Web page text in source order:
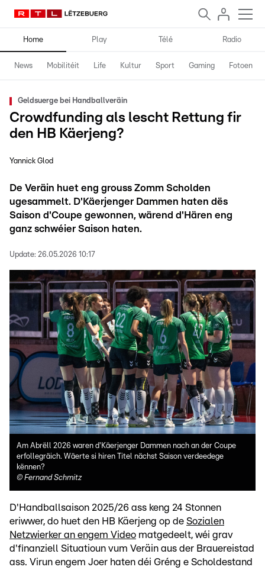
Home Play Télé Radio
News Mobilitéit Life Kultur Sport Gaming Fotoen
Geldsuerge bei Handballveräin
Crowdfunding als lescht Rettung fir
den HB Käerjeng?
Yannick Glod
De Veräin huet eng grouss Zomm Scholden
ugesammelt. D'Käerjenger Dammen haten dës
Saison d'Coupe gewonnen, wärend d'Hären eng
ganz schwéier Saison haten.
Update: 26.05.2026 10:17
Am Abrëll 2026 waren d'Käerjenger Dammen nach an der Coupe
erfollegräich. Wäerte si hiren Titel nächst Saison verdeedege
kënnen?
© Fernand Schmitz
D'Handballsaison 2025/26 ass keng 24 Stonnen
eriwwer, do huet den HB Käerjeng op de Sozialen
Netzwierker an engem Video matgedeelt, wéi grav
d'finanziell Situatioun vum Veräin aus der Brauereistad
ass. Virun engem Joer haten déi Gréng e Scholdestand